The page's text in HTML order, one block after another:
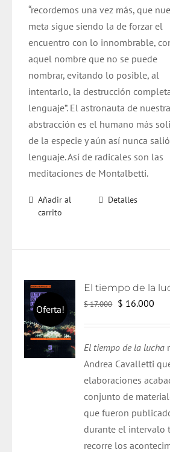
“recordemos una vez más, que
meta sigue siendo la de forzar el
encuentro con lo innombrable,
aquel nombre que no se puede
nombrar, evitando lo posible, al
intentarlo, la destrucción
lenguaje”. El astronauta de nuestra
abstracción es el humano más
de la especie y aún así nunca
lenguaje. Así de radicales son las
meditaciones de Montalbetti.
Añadir al
carrito
Detalles
Oferta!
El tiempo de la
$17.000 El
era:
$ 17.000.
$ 16.000
es:
$
El tiempo de la lucha
Andrea Cavalletti
elaboraciones
conjunto de
que fueron
durante el intervalo
recorre los